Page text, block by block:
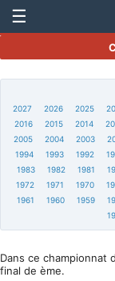
☰
2027
2026 2025
2016
2015 2014
2005
2004 2003
1994
1993 1992
1983
1982 1981
1972
1971 1970
1961
1960 1959
Dans ce championnat
final de ème.